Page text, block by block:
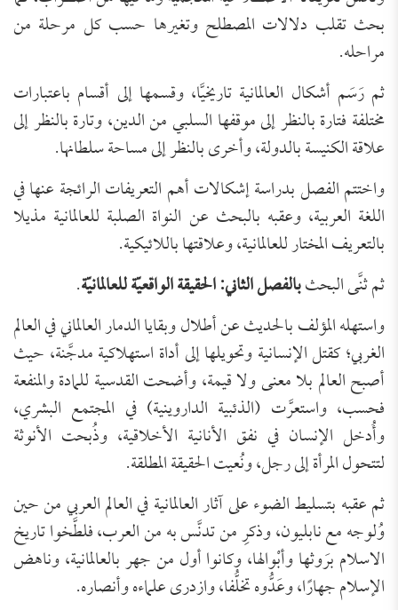
بحث تقلب دلالات المصطلح وتغيرها حسب كل مرحلة من
مراحله.
ثم رَسَم أشكال العالمانية تاريخيَّا، وقسمها إلى أقسام باعتبارات
مختلفة فتارة بالنظر إلى موقفها السلبي من الدين، وتارة بالنظر إلى
علاقة الكنيسة بالدولة، وأخرى بالنظر إلى مساحة سلطانها.
واختتم الفصل بدراسة إشكالات أهم التعريفات الرائجة عنها في
اللغة العربية، وعقبه بالبحث عن النواة الصلبة للعالمانية مذيلا
بالتعريف المختار للعالمانية، وعلاقتها باللائيكية.
ثم ثنَّى البحثبالفصل الثاني: الحقيقة الواقعيّة للعالمانيّة.
واستهله المؤلف بالحديث عن أطلال وبقايا الدمار العالماني في العالم
الغربي؛ كقتل الإنسانية وتحويلها إلى أداة استهلاكية مدجَّنة، حيث
أصبح العالم بلا معنى ولا قيمة، وأضحت القدسية للمادة والمنفعة
فحسب، واستعرَّت (الذئبية الداروينية) في المجتمع البشري،
وأُدخل الإنسان في نفق الأنانية الأخلاقية، وذُبحت الأنوثة
لتتحول المرأة إلى رجل، ونُعيت الحقيقة المطلقة.
ثم عقبه بتسليط الضوء على آثار العالمانية في العالم العربي من حين
وُلوجه مع نابليون، وذكرِ من تدنَّس به من العرب، فلطَّخوا تاريخ
الاسلام برَوثها وأبْوالها، وكانوا أول من جهر بالعالمانية، وناهض
الإسلام جهارًا، وعَدُّوه تخلُّفا، وازدرى علماءه وأنصاره.